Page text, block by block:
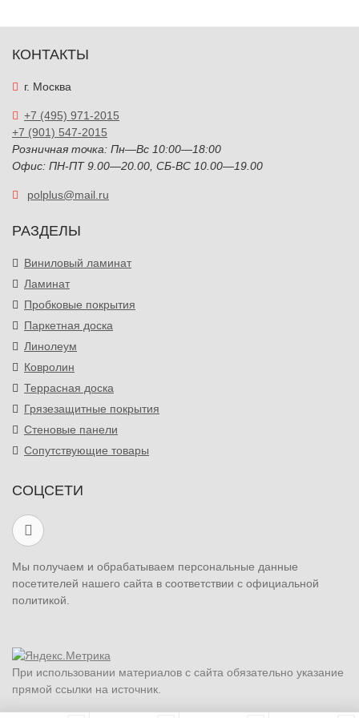
предлагаем выгодные цены, помощь в подборе
покрытия и качественный сервис на каждом этапе
КОНТАКТЫ
г. Москва
+7 (495) 971-2015
+7 (901) 547-2015
Розничная точка: Пн—Вс 10:00—18:00
Офис: ПН-ПТ 9.00—20.00, СБ-ВС 10.00—19.00
polplus@mail.ru
РАЗДЕЛЫ
Виниловый ламинат
Ламинат
Пробковые покрытия
Паркетная доска
Линолеум
Ковролин
Террасная доска
Грязезащитные покрытия
Стеновые панели
Сопутствующие товары
СОЦСЕТИ
Мы получаем и обрабатываем персональные данные
посетителей нашего сайта в соответствии с официальной
политикой.
При использовании материалов с сайта обязательно указание
прямой ссылки на источник.